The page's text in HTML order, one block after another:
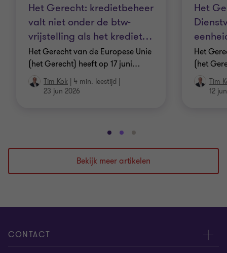
Het Gerecht: kredietbeheer
valt niet onder de btw-
vrijstelling als het krediet…
Het Gerecht van de Europese Unie
(het Gerecht) heeft op 17 juni…
Tim Kok | 4 min. leestijd |
23 jun 2026
Het
Het
(het
Tim
12
Ga
naar
dia
1
Ga
naar
dia
2
Ga
naar
dia
3
Bekijk meer artikelen
CONTACT